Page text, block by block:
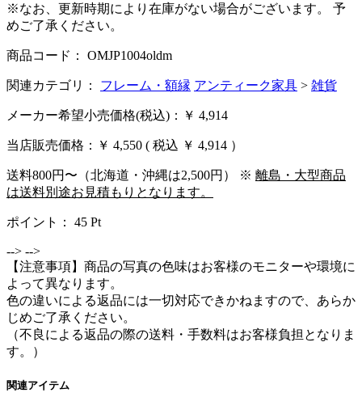
※なお、更新時期により在庫がない場合がございます。 予
めご了承ください。
商品コード： OMJP1004oldm
関連カテゴリ： フレーム・額縁 アンティーク家具 > 雑貨
メーカー希望小売価格(税込)：￥ 4,914
当店販売価格： ￥ 4,550 ( 税込 ￥ 4,914 ）
送料800円〜（北海道・沖縄は2,500円） ※ 離島・大型商品
は送料別途お見積もりとなります。
ポイント： 45 Pt
--> -->
【注意事項】商品の写真の色味はお客様のモニターや環境に
よって異なります。
色の違いによる返品には一切対応できかねますので、あらか
じめご了承ください。
（不良による返品の際の送料・手数料はお客様負担となりま
す。）
関連アイテム